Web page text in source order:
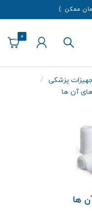
ممکن :)
0
پزشکی
های آن ها
ها